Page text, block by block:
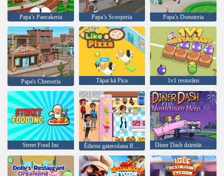
Papa’s Pancakeria Papa’s Scooperia Papa’s Donuteria
Papa's Cheeseria Tāpat kā Pica 1v1 restorāns
Street Food Inc Diner Dash dzimtās pilsētas varonis